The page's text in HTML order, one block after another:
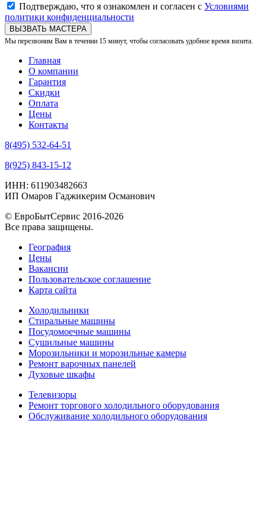
Подтверждаю, что я ознакомлен и согласен с Условиями
политики конфиденциальности
ВЫЗВАТЬ МАСТЕРА
Мы перезвоним Вам в течении 15 минут, чтобы согласовать удобное время визита.
Главная
О компании
Гарантия
Скидки
Оплата
Цены
Контакты
8(495) 532-64-51
8(925) 843-15-12
ИНН: 611903482663
ИП Омаров Гаджикерим Османович
© ЕвроБытСервис 2016-2026
Все права защищены.
География
Цены
Вакансии
Пользовательское соглашение
Карта сайта
Холодильники
Стиральные машины
Посудомоечные машины
Сушильные машины
Морозильники и морозильные камеры
Ремонт варочных панелей
Духовые шкафы
Телевизоры
Ремонт торгового холодильного оборудования
Обслуживание холодильного оборудования